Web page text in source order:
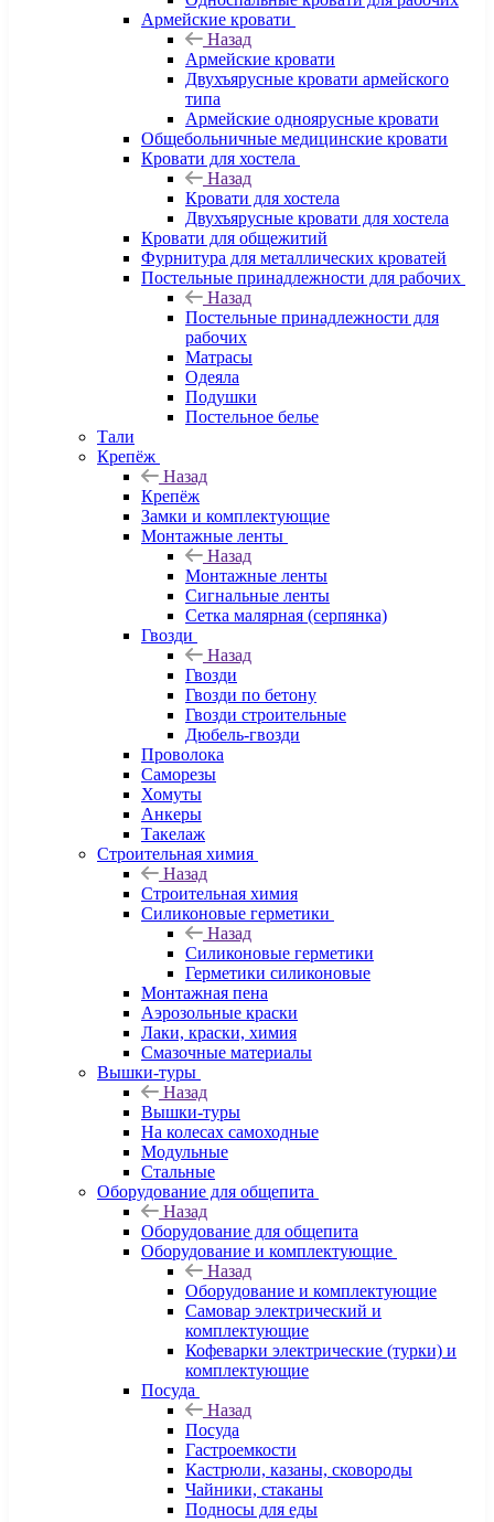
Армейские кровати
Назад
Армейские кровати
Двухъярусные кровати армейского
типа
Армейские одноярусные кровати
Общебольничные медицинские кровати
Кровати для хостела
Назад
Кровати для хостела
Двухъярусные кровати для хостела
Кровати для общежитий
Фурнитура для металлических кроватей
Постельные принадлежности для рабочих
Назад
Постельные принадлежности для
рабочих
Матрасы
Одеяла
Подушки
Постельное белье
Тали
Крепёж
Назад
Крепёж
Замки и комплектующие
Монтажные ленты
Назад
Монтажные ленты
Сигнальные ленты
Сетка малярная (серпянка)
Гвозди
Назад
Гвозди
Гвозди по бетону
Гвозди строительные
Дюбель-гвозди
Проволока
Саморезы
Хомуты
Анкеры
Такелаж
Строительная химия
Назад
Строительная химия
Силиконовые герметики
Назад
Силиконовые герметики
Герметики силиконовые
Монтажная пена
Аэрозольные краски
Лаки, краски, химия
Смазочные материалы
Вышки-туры
Назад
Вышки-туры
На колесах самоходные
Модульные
Стальные
Оборудование для общепита
Назад
Оборудование для общепита
Оборудование и комплектующие
Назад
Оборудование и комплектующие
Самовар электрический и
комплектующие
Кофеварки электрические (турки) и
комплектующие
Посуда
Назад
Посуда
Гастроемкости
Кастрюли, казаны, сковороды
Чайники, стаканы
Подносы для еды